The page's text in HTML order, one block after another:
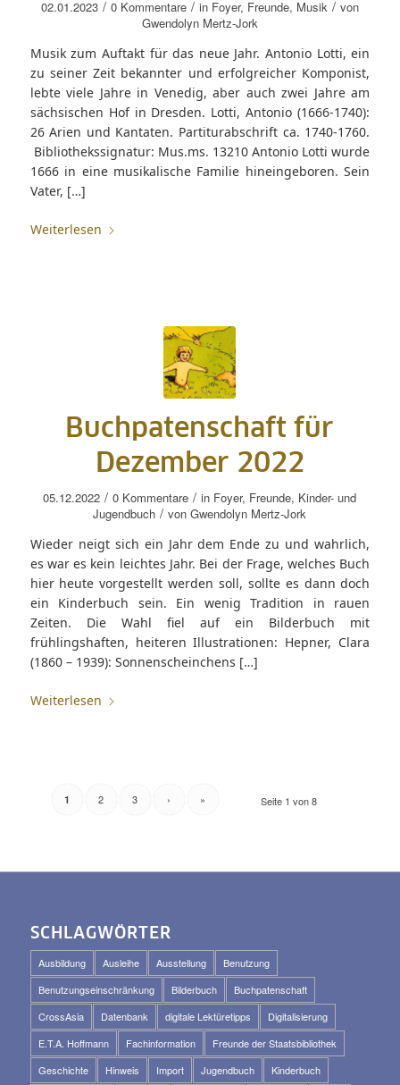
02.01.2023 / 0 Kommentare / in Foyer, Freunde, Musik / von
Gwendolyn Mertz-Jork
Musik zum Auftakt für das neue Jahr. Antonio Lotti, ein
zu seiner Zeit bekannter und erfolgreicher Komponist,
lebte viele Jahre in Venedig, aber auch zwei Jahre am
sächsischen Hof in Dresden. Lotti, Antonio (1666-1740):
26 Arien und Kantaten. Partiturabschrift ca. 1740-1760.
Bibliothekssignatur: Mus.ms. 13210 Antonio Lotti wurde
1666 in eine musikalische Familie hineingeboren. Sein
Vater, […]
Weiterlesen
Buchpatenschaft für
Dezember 2022
05.12.2022 / 0 Kommentare / in Foyer, Freunde, Kinder- und
Jugendbuch / vonGwendolyn Mertz-Jork
Wieder neigt sich ein Jahr dem Ende zu und wahrlich,
es war es kein leichtes Jahr. Bei der Frage, welches Buch
hier heute vorgestellt werden soll, sollte es dann doch
ein Kinderbuch sein. Ein wenig Tradition in rauen
Zeiten. Die Wahl fiel auf ein Bilderbuch mit
frühlingshaften, heiteren Illustrationen: Hepner, Clara
(1860 – 1939): Sonnenscheinchens […]
Weiterlesen
Seite 1 von 8
1 2 3 › »
SCHLAGWÖRTER
Ausbildung Ausleihe Ausstellung
Benutzung
Benutzungseinschränkung
Bilderbuch
Buchpatenschaft
CrossAsia
Datenbank digitale Lektüretipps
Digitalisierung
E.T.A. Hoffmann
Fachinformation
Freunde der Staatsbibliothek
Geschichte
Hinweis Import Jugendbuch
Kinderbuch